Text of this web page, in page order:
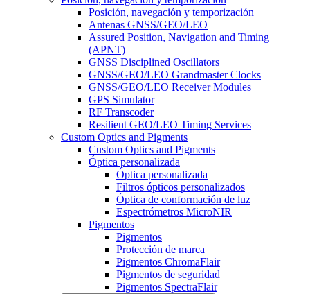
Posición, navegación y temporización
Antenas GNSS/GEO/LEO
Assured Position, Navigation and Timing
(APNT)
GNSS Disciplined Oscillators
GNSS/GEO/LEO Grandmaster Clocks
GNSS/GEO/LEO Receiver Modules
GPS Simulator
RF Transcoder
Resilient GEO/LEO Timing Services
Custom Optics and Pigments
Custom Optics and Pigments
Óptica personalizada
Óptica personalizada
Filtros ópticos personalizados
Óptica de conformación de luz
Espectrómetros MicroNIR
Pigmentos
Pigmentos
Protección de marca
Pigmentos ChromaFlair
Pigmentos de seguridad
Pigmentos SpectraFlair